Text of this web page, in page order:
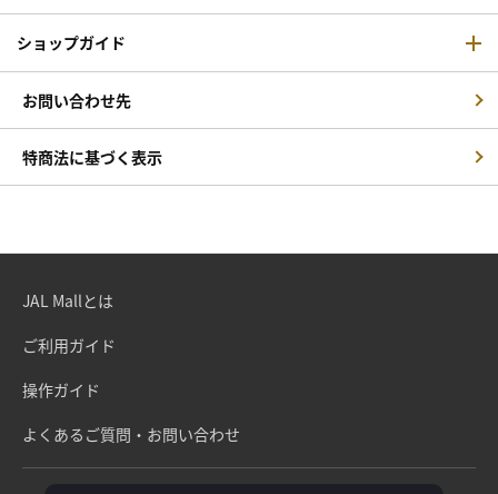
ショップガイド
お問い合わせ先
特商法に基づく表示
JAL Mallとは
ご利用ガイド
操作ガイド
よくあるご質問・お問い合わせ